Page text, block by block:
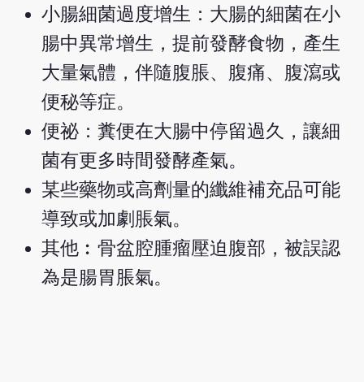
小腸細菌過度增生：大腸的細菌在小
腸中異常增生，提前發酵食物，產生
大量氣體，伴隨腹脹、腹痛、腹瀉或
便秘等症。
便祕：糞便在大腸中停留過久，讓細
菌有更多時間發酵產氣。
某些藥物或高劑量的纖維補充品可能
導致或加劇脹氣。
其他︰骨盆腔腫瘤壓迫腹部，被誤認
為是腸胃脹氣。